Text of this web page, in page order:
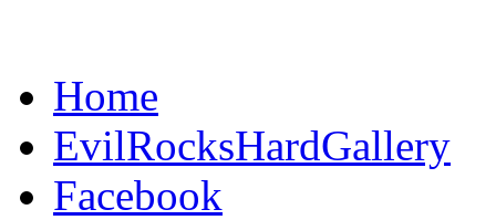
Home
EvilRocksHardGallery
Facebook